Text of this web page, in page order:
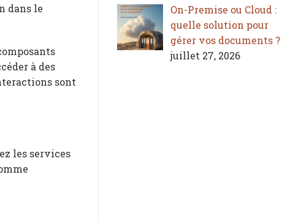
dans le
à des
sont
les services
On-Premise ou Cloud :
quelle solution pour
gérer vos documents ?
juillet 27, 2026